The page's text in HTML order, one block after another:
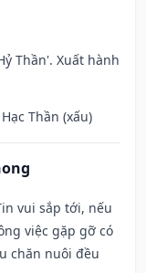
Thần'. Xuất hành
Thần (xấu)
vui sắp tới, nếu
việc gặp gỡ có
chăn nuôi đều